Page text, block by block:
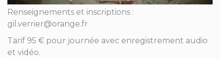
Renseignements et inscriptions :
gil.verrier@orange.fr
Tarif 95 € pour journée avec enregistrement audio
et vidéo.